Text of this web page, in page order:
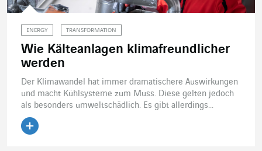
ENERGY TRANSFORMATION
Wie Kälteanlagen klimafreundlicher
werden
Der Klimawandel hat immer dramatischere Auswirkungen
und macht Kühlsysteme zum Muss. Diese gelten jedoch
als besonders umweltschädlich. Es gibt allerdings...